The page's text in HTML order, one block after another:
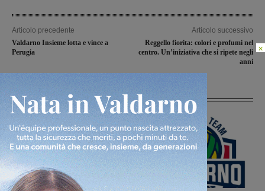
Articolo precedente
Valdarno Insieme lotta e vince a
Perugia
Articolo successivo
Reggello fiorita: colori e profumi nel
centro. Un’iniziativa che si ripete negli
anni
Articoli correlati
×